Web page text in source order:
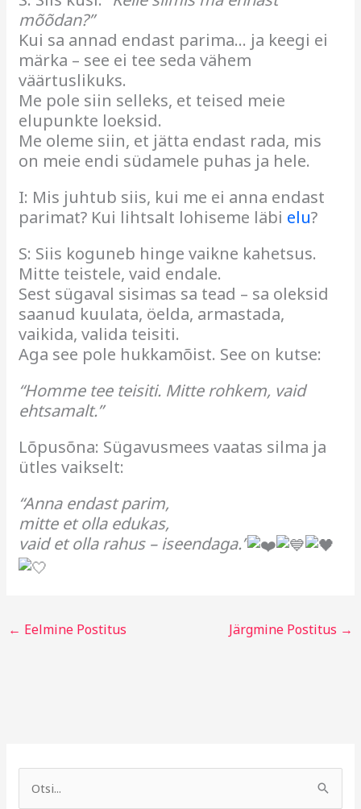
mõõdan?”
Kui sa annad endast parima… ja keegi ei
märka – see ei tee seda vähem
väärtuslikuks.
Me pole siin selleks, et teised meie
elupunkte loeksid.
Me oleme siin, et jätta endast rada, mis
on meie endi südamele puhas ja hele.
I: Mis juhtub siis, kui me ei anna endast
parimat? Kui lihtsalt lohiseme läbi elu?
S: Siis koguneb hinge vaikne kahetsus.
Mitte teistele, vaid endale.
Sest sügaval sisimas sa tead – sa oleksid
saanud kuulata, öelda, armastada,
vaikida, valida teisiti.
Aga see pole hukkamõist. See on kutse:
“Homme tee teisiti. Mitte rohkem, vaid
ehtsamalt.”
Lõpusõna: Sügavusmees vaatas silma ja
ütles vaikselt:
“Anna endast parim,
mitte et olla edukas,
vaid et olla rahus – iseendaga.”
← Eelmine Postitus Järgmine Postitus →